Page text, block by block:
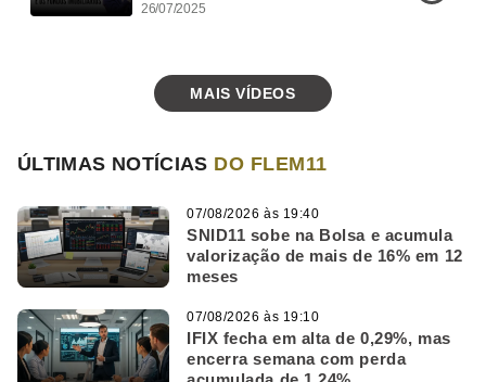
26/07/2025
MAIS VÍDEOS
ÚLTIMAS NOTÍCIAS DO FLEM11
SNID11 sobe na Bolsa e acumula
valorização de mais de 16% em 12
meses
07/08/2026 às 19:40
IFIX fecha em alta de 0,29%, mas
encerra semana com perda
07/08/2026 às 19:10